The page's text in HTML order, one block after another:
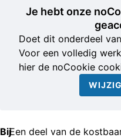
Je hebt onze
Doet dit onderdeel
Voor een volledig
hier de noCookie
BijEen deel van de